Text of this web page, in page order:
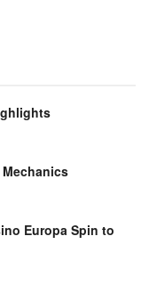
Europa Spin to